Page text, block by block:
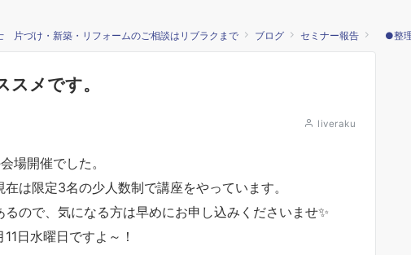
片づけ・新築・リフォームのご相談はリブラクまで ブログ セミナー報告 ●整理
メです。
liveraku
場開催でした。
は限定3名の少人数制で講座をやっています。
ので、気になる方は早めにお申し込みくださいませ✨
日水曜日ですよ～！